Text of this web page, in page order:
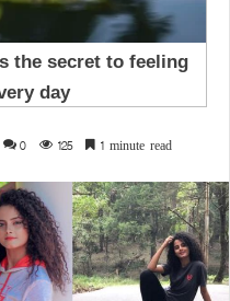
0 125 1 minute read